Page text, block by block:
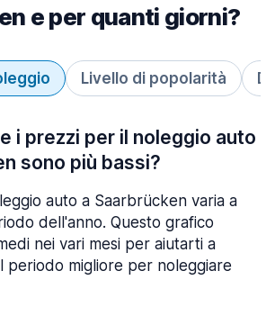
e per quanti giorni?
Livello di popolarità
i prezzi per il noleggio auto
sono più bassi?
auto a Saarbrücken varia a
dell'anno. Questo grafico
nei vari mesi per aiutarti a
periodo migliore per noleggiare